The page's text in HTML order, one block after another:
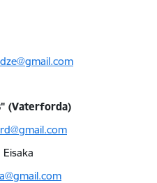
(Vaterforda)